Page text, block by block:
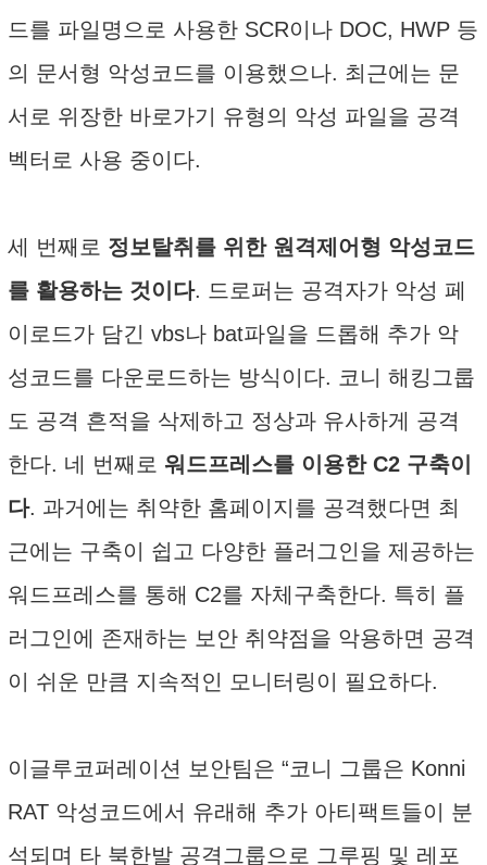
드를 파일명으로 사용한 SCR이나 DOC, HWP 등
의 문서형 악성코드를 이용했으나. 최근에는 문
서로 위장한 바로가기 유형의 악성 파일을 공격
벡터로 사용 중이다.
세 번째로 정보탈취를 위한 원격제어형 악성코드
를 활용하는 것이다. 드로퍼는 공격자가 악성 페
이로드가 담긴 vbs나 bat파일을 드롭해 추가 악
성코드를 다운로드하는 방식이다. 코니 해킹그룹
도 공격 흔적을 삭제하고 정상과 유사하게 공격
한다. 네 번째로 워드프레스를 이용한 C2 구축이
다. 과거에는 취약한 홈페이지를 공격했다면 최
근에는 구축이 쉽고 다양한 플러그인을 제공하는
워드프레스를 통해 C2를 자체구축한다. 특히 플
러그인에 존재하는 보안 취약점을 악용하면 공격
이 쉬운 만큼 지속적인 모니터링이 필요하다.
이글루코퍼레이션 보안팀은 “코니 그룹은 Konni
RAT 악성코드에서 유래해 추가 아티팩트들이 분
석되며 타 북한발 공격그룹으로 그루핑 및 레포